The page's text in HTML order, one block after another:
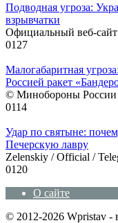
Подводная угроза:
взрывчатки
Официальный веб-сайт
0127
Малогабаритная
Россией ракет
© Минобороны России
0114
Удар по святыне:
Печерскую лавру
Zеlеnskiу / Оfficiаl /
0120
О сайте
© 2012-2026 Wpristav -